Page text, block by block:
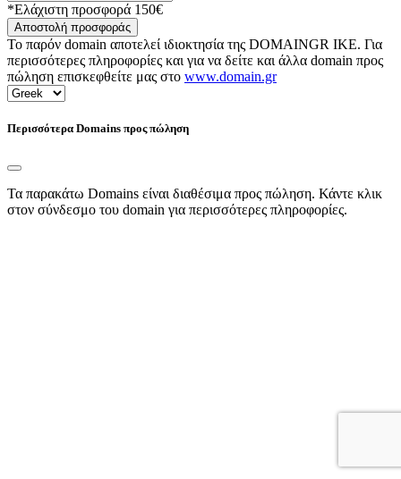
*Ελάχιστη προσφορά 150€
Αποστολή προσφοράς
Το παρόν domain αποτελεί ιδιοκτησία της DOMAINGR ΙΚΕ. Για
περισσότερες πληροφορίες και για να δείτε και άλλα domain προς
πώληση επισκεφθείτε μας στο www.domain.gr
Περισσότερα Domains προς πώληση
Τα παρακάτω Domains είναι διαθέσιμα προς πώληση. Κάντε κλικ
στον σύνδεσμο του domain για περισσότερες πληροφορίες.